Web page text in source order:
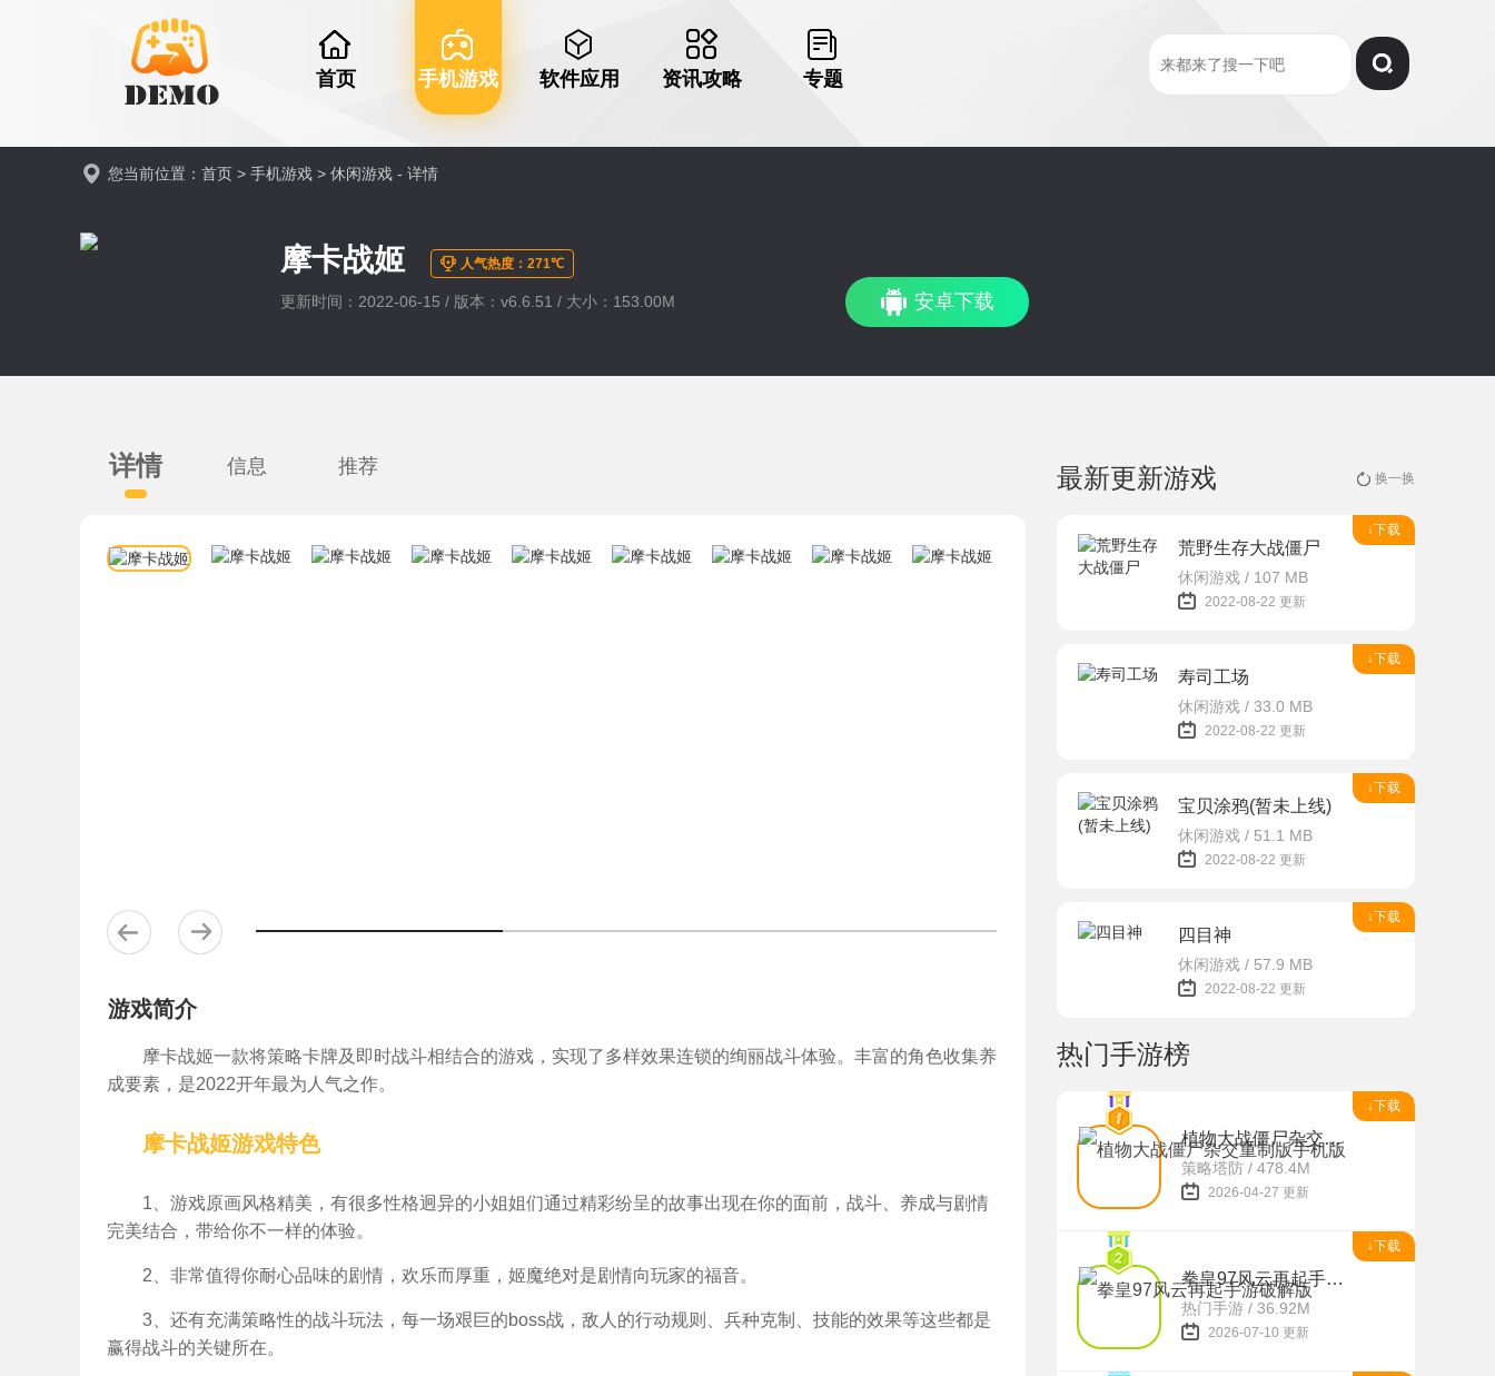
首页 手机游戏 软件应用 资讯攻略 专题
您当前位置： 首页 > 手机游戏 > 休闲游戏 - 详情
摩卡战姬 人气热度：271℃
更新时间：2022-06-15 / 版本：v6.6.51 / 大小：153.00M 安卓下载
详情 信息 推荐
游戏简介
摩卡战姬一款将策略卡牌及即时战斗相结合的游戏，实现了多样效果连锁的绚丽战斗体验。丰富的角色收集养
成要素，是2022开年最为人气之作。
摩卡战姬游戏特色
1、游戏原画风格精美，有很多性格迥异的小姐姐们通过精彩纷呈的故事出现在你的面前，战斗、养成与剧情
完美结合，带给你不一样的体验。
2、非常值得你耐心品味的剧情，欢乐而厚重，姬魔绝对是剧情向玩家的福音。
3、还有充满策略性的战斗玩法，每一场艰巨的boss战，敌人的行动规则、兵种克制、技能的效果等这些都是
赢得战斗的关键所在。
最新更新游戏 换一换
↓下载
荒野生存大战僵尸
休闲游戏 / 107 MB
2022-08-22 更新
↓下载
寿司工场
休闲游戏 / 33.0 MB
2022-08-22 更新
↓下载
宝贝涂鸦(暂未上线)
休闲游戏 / 51.1 MB
2022-08-22 更新
↓下载
四目神
休闲游戏 / 57.9 MB
2022-08-22 更新
热门手游榜
↓下载
植物大战僵尸杂交重制版手机版
策略塔防 / 478.4M
2026-04-27 更新
↓下载
拳皇97风云再起手游破解版
热门手游 / 36.92M
2026-07-10 更新